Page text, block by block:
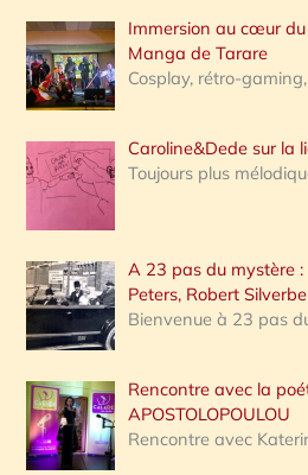
:
Immersion au cœur
Manga de Tarare
Cosplay, rétro-
Caroline&Dede sur la
Toujours plus
A 23 pas du mystère
Peters, Robert
Bienvenue à 23 pas
Rencontre avec la
APOSTOLOPOULOU
Rencontre avec